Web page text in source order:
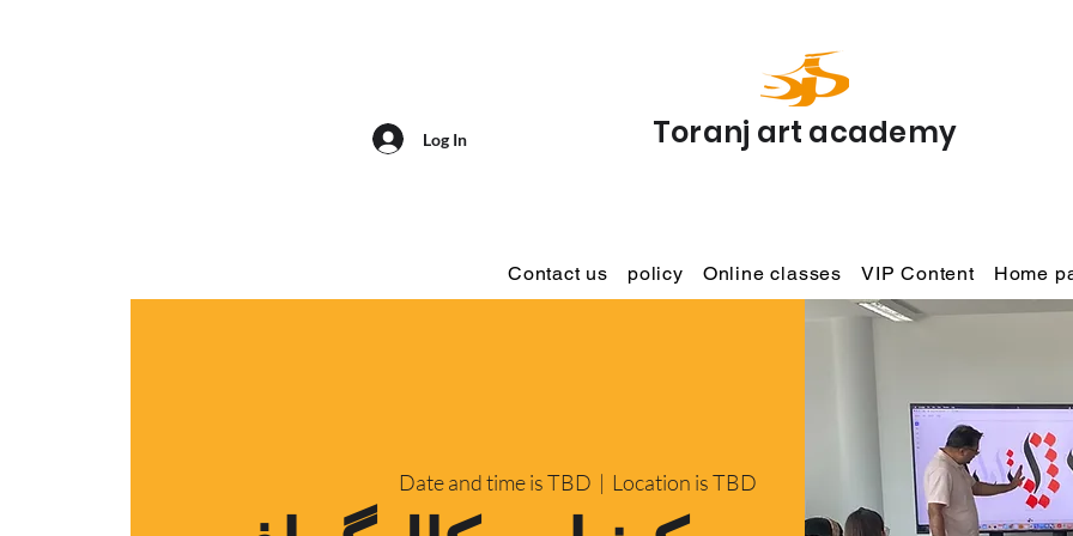
Log In Toranj art academy
Contact us policy Online classes VIP Content Home
Date and time is TBD
  |
Location is TBD